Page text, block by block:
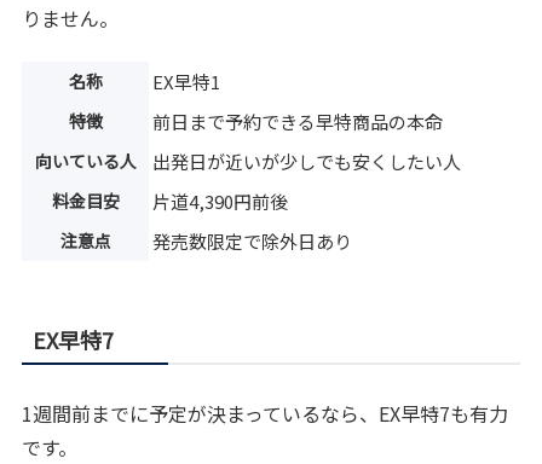
りません。
名称 EX早特1
特徴 前日まで予約できる早特商品の本命
向いている人 出発日が近いが少しでも安くしたい人
料金目安 片道4,390円前後
注意点 発売数限定で除外日あり
EX早特7
1週間前までに予定が決まっているなら、EX早特7も有力
です。